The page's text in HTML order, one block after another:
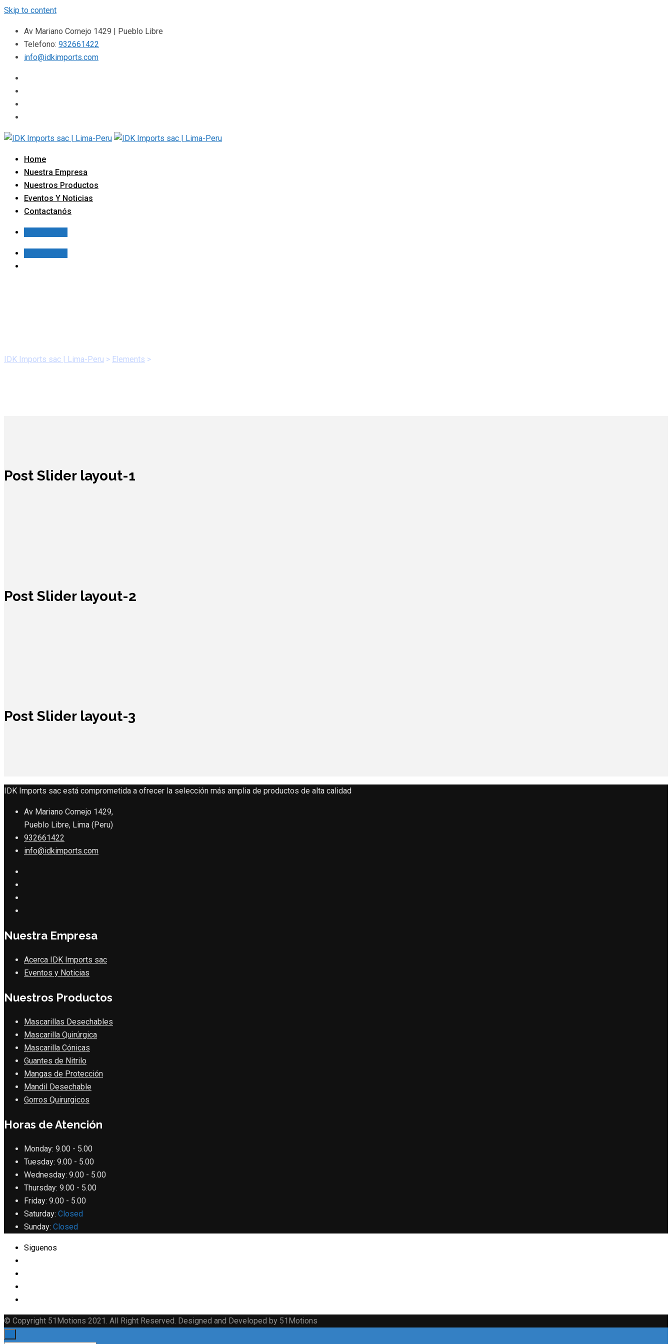
Skip to content
Av Mariano Cornejo 1429 | Pueblo Libre
Telefono: 932661422
info@idkimports.com
Home
Nuestra Empresa
Nuestros Productos
Eventos Y Noticias
Contactanós
IDK Imports sac | Lima-Peru > Elements >
Post Slider layout-1
Post Slider layout-2
Post Slider layout-3
IDK Imports sac está comprometida a ofrecer la selección más amplia de productos de alta calidad
Av Mariano Cornejo 1429,
Pueblo Libre, Lima (Peru)
932661422
info@idkimports.com
Nuestra Empresa
Acerca IDK Imports sac
Eventos y Noticias
Nuestros Productos
Mascarillas Desechables
Mascarilla Quirúrgica
Mascarilla Cónicas
Guantes de Nitrilo
Mangas de Protección
Mandil Desechable
Gorros Quirurgicos
Horas de Atención
Monday: 9.00 - 5.00
Tuesday: 9.00 - 5.00
Wednesday: 9.00 - 5.00
Thursday: 9.00 - 5.00
Friday: 9.00 - 5.00
Saturday: Closed
Sunday: Closed
Siguenos
© Copyright 51Motions 2021. All Right Reserved. Designed and Developed by 51Motions